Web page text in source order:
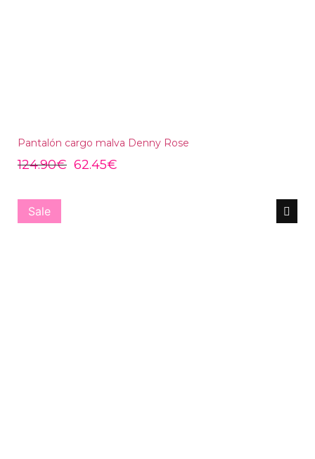
Pantalón cargo malva Denny Rose
124.90€ 62.45€
Sale